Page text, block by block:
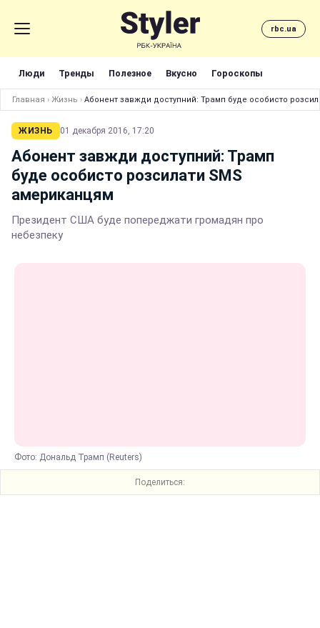
rbc.ua
Люди Тренды Полезное Вкусно Гороскопы
Главная › Жизнь › Абонент завжди доступний: Трамп буде особисто
ЖИЗНЬ 01 декабря 2016, 17:20
Абонент завжди доступний: Трамп
буде особисто розсилати SMS
американцям
Президент США буде попереджати громадян про
небезпеку
Фото: Дональд Трамп (Reuters)
Поделиться: